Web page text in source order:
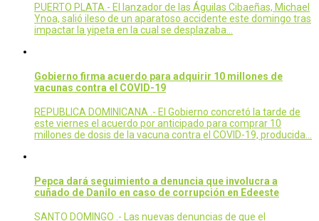
PUERTO PLATA.- El lanzador de las Águilas Cibaeñas, Michael
Ynoa, salió ileso de un aparatoso accidente este domingo tras
impactar la yipeta en la cual se desplazaba…
Gobierno firma acuerdo para adquirir 10 millones de
vacunas contra el COVID-19
REPUBLICA DOMINICANA .- El Gobierno concretó la tarde de
este viernes el acuerdo por anticipado para comprar 10
millones de dosis de la vacuna contra el COVID-19, producida…
Pepca dará seguimiento a denuncia que involucra a
cuñado de Danilo en caso de corrupción en Edeeste
SANTO DOMINGO .- Las nuevas denuncias de que el